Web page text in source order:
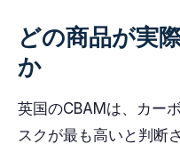
どの商品が実
か
英国のCBAMは、カー
スクが最も高いと判断